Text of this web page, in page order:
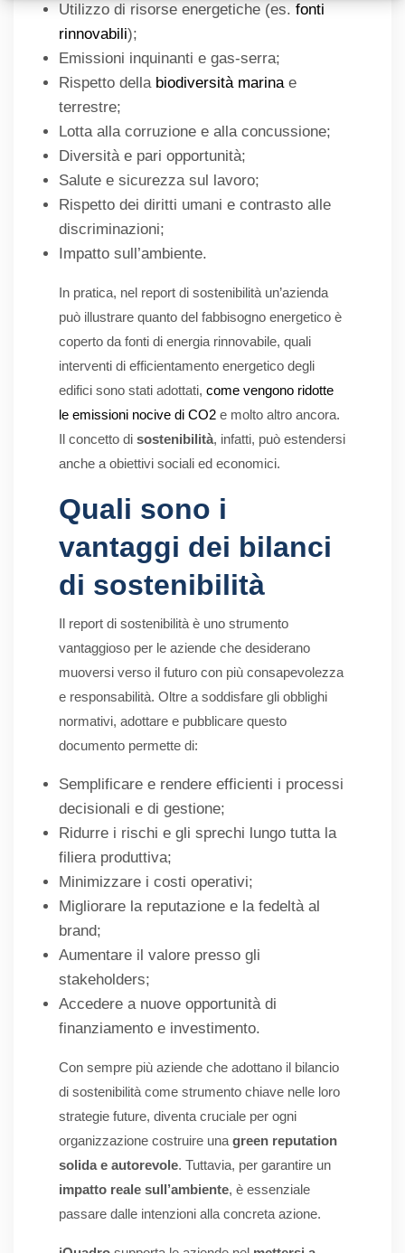
Utilizzo di risorse energetiche (es. fonti
rinnovabili);
Emissioni inquinanti e gas-serra;
Rispetto della biodiversità marinae
terrestre;
Lotta alla corruzione e alla concussione;
Diversità e pari opportunità;
Salute e sicurezza sul lavoro;
Rispetto dei diritti umani e contrasto alle
discriminazioni;
Impatto sull’ambiente.
In pratica, nel report di sostenibilità un’azienda
può illustrare quanto del fabbisogno energetico è
coperto da fonti di energia rinnovabile, quali
interventi di efficientamento energetico degli
edifici sono stati adottati, come vengono ridotte
le emissioni nocive di CO2 e molto altro ancora.
Il concetto di sostenibilità, infatti, può estendersi
anche a obiettivi sociali ed economici.
Quali sono i
vantaggi dei bilanci
di sostenibilità
Il report di sostenibilità è uno strumento
vantaggioso per le aziende che desiderano
muoversi verso il futuro con più consapevolezza
e responsabilità. Oltre a soddisfare gli obblighi
normativi, adottare e pubblicare questo
documento permette di:
Semplificare e rendere efficienti i processi
decisionali e di gestione;
Ridurre i rischi e gli sprechi lungo tutta la
filiera produttiva;
Minimizzare i costi operativi;
Migliorare la reputazione e la fedeltà al
brand;
Aumentare il valore presso gli
stakeholders;
Accedere a nuove opportunità di
finanziamento e investimento.
Con sempre più aziende che adottano il bilancio
di sostenibilità come strumento chiave nelle loro
strategie future, diventa cruciale per ogni
organizzazione costruire una green reputation
solida e autorevole. Tuttavia, per garantire un
impatto reale sull’ambiente, è essenziale
passare dalle intenzioni alla concreta azione.